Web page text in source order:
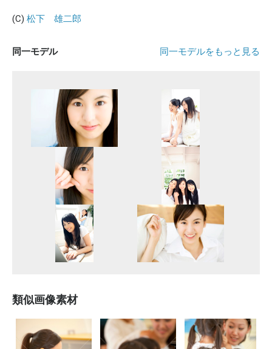
(C) 松下 雄二郎
同一モデル 同一モデルをもっと見る
類似画像素材